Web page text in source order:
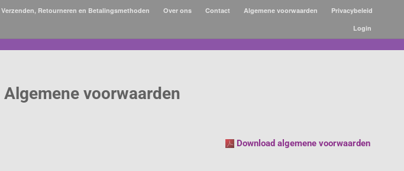
Verzenden, Retourneren en Betalingsmethoden Over ons Contact Algemene voorwaarden
Privacybeleid
Login
Algemene voorwaarden
Download algemene voorwaarden